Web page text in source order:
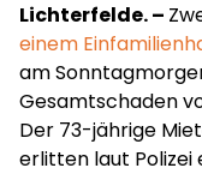
Lichterfelde. –
einem
am
Gesamtschaden
Der 73-jährige
erlitten laut Polizei